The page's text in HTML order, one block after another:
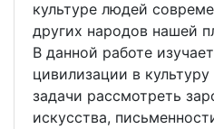
культуре людей
других народов нашей
В данной работе
цивилизации в
задачи рассмотреть
искусства,